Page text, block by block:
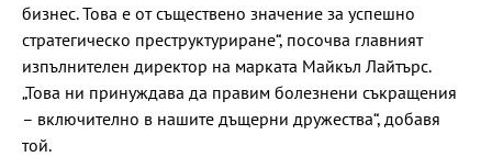
бизнес. Това е от съществено значение за успешно
стратегическо преструктуриране“, посочва главният
изпълнителен директор на марката Майкъл Лайтърс.
„Това ни принуждава да правим болезнени съкращения
– включително в нашите дъщерни дружества“, добавя
той.